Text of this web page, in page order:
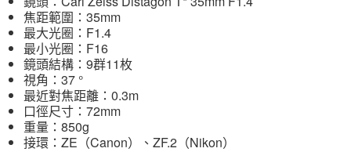
焦距範圍：35mm
最大光圈：F1.4
最小光圈：F16
鏡頭結構：9群11枚
視角：37 °
最近對焦距離：0.3m
口徑尺寸：72mm
重量：850g
接環：ZE（Canon）、ZF.2（Nikon）